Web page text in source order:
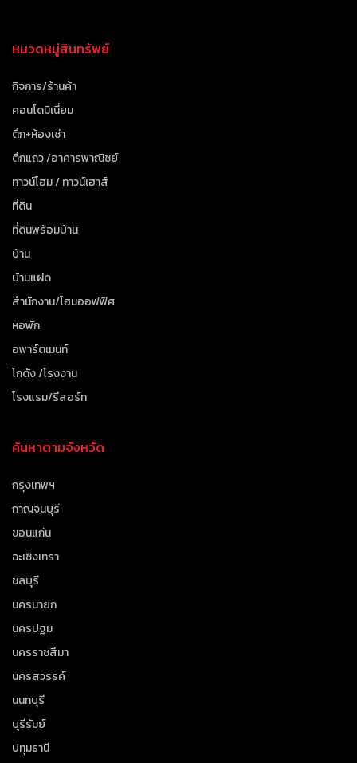
หมวดหมู่สินทรัพย์
กิจการ/ร้านค้า
คอนโดมิเนี่ยม
ตึก+ห้องเช่า
ตึกแถว /อาคารพาณิชย์
ทาวน์โฮม / ทาวน์เฮาส์
ที่ดิน
ที่ดินพร้อมบ้าน
บ้าน
บ้านแฝด
สำนักงาน/โฮมออฟฟิศ
หอพัก
อพาร์ตเมนท์
โกดัง /โรงงาน
โรงแรม/รีสอร์ท
ค้นหาตามจังหวัด
กรุงเทพฯ
กาญจนบุรี
ขอนแก่น
ฉะเชิงเทรา
ชลบุรี
นครนายก
นครปฐม
นครราชสีมา
นครสวรรค์
นนทบุรี
บุรีรัมย์
ปทุมธานี